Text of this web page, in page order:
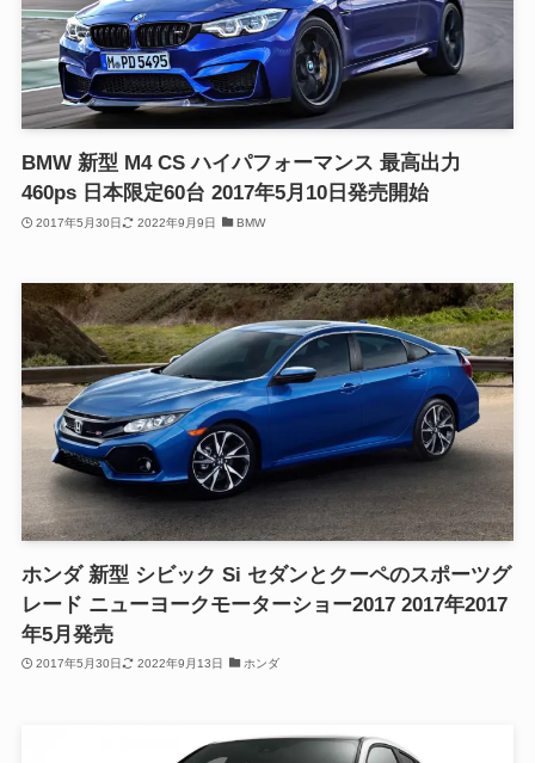
BMW 新型 M4 CS ハイパフォーマンス 最高出力
460ps 日本限定60台 2017年5月10日発売開始
2017年5月30日 2022年9月9日 BMW
ホンダ 新型 シビック Si セダンとクーペのスポーツグ
レード ニューヨークモーターショー2017 2017年2017
年5月発売
2017年5月30日 2022年9月13日 ホンダ